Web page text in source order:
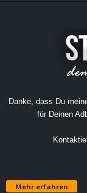
Danke, dass Du
für Deinen
Mehr erfahren